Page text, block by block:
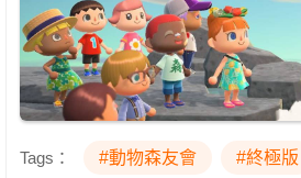
Tags： #動物森友會 #終極版